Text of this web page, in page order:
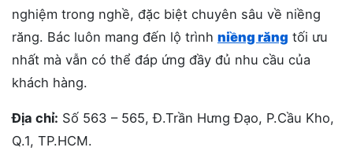
nghiệm trong nghề, đặc biệt chuyên sâu về niềng
răng. Bác luôn mang đến lộ trình niềng răng tối ưu
nhất mà vẫn có thể đáp ứng đầy đủ nhu cầu của
khách hàng.
Địa chỉ: Số 563 – 565, Đ.Trần Hưng Đạo, P.Cầu Kho,
Q.1, TP.HCM.